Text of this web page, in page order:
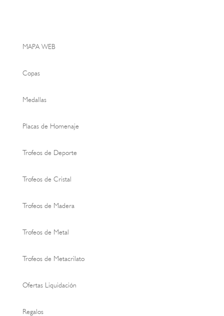
MAPA WEB
Copas
Medallas
Placas de Homenaje
Trofeos de Deporte
Trofeos de Cristal
Trofeos de Madera
Trofeos de Metal
Trofeos de Metacrilato
Ofertas Liquidación
Regalos